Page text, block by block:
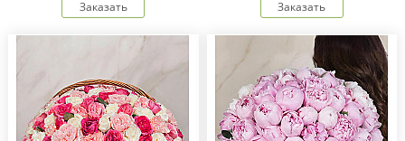
Заказать Заказать